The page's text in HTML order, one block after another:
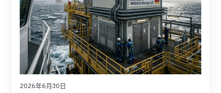
2026年6月30日